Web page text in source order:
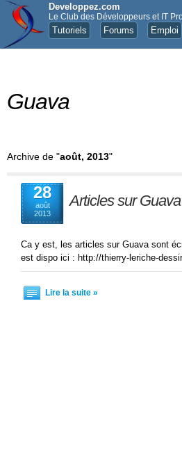
Developpez.com
Le Club des Développeurs et IT
Tutoriels Forums Emploi
Guava
Archive de "août, 2013"
28
août
2013
Articles sur Guava
Ca y est, les articles sur Guava sont
est dispo ici : http://thierry-leriche-
Lire la suite »